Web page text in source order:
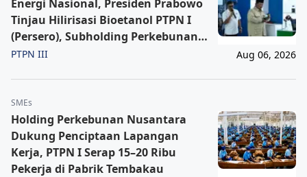
Energi Nasional, Presiden Prabowo
Tinjau Hilirisasi Bioetanol PTPN I
(Persero), Subholding Perkebunan
Nusantara
PTPN III Aug 06, 2026
SMEs
Holding Perkebunan Nusantara
Dukung Penciptaan Lapangan
Kerja, PTPN I Serap 15–20 Ribu
Pekerja di Pabrik Tembakau